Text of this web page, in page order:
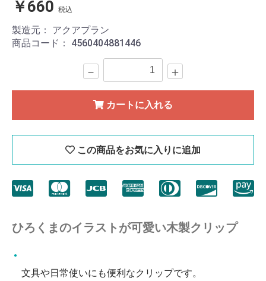
￥660 税込
製造元： アクアプラン
商品コード： 4560404881446
－ ＋
カートに入れる
この商品をお気に入りに追加
ひろくまのイラストが可愛い木製クリップ
文具や日常使いにも便利なクリップです。